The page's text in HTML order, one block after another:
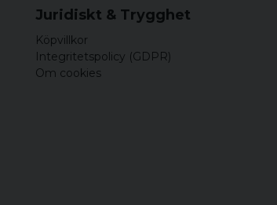
Juridiskt & Trygghet
Köpvillkor
Integritetspolicy (GDPR)
Om cookies